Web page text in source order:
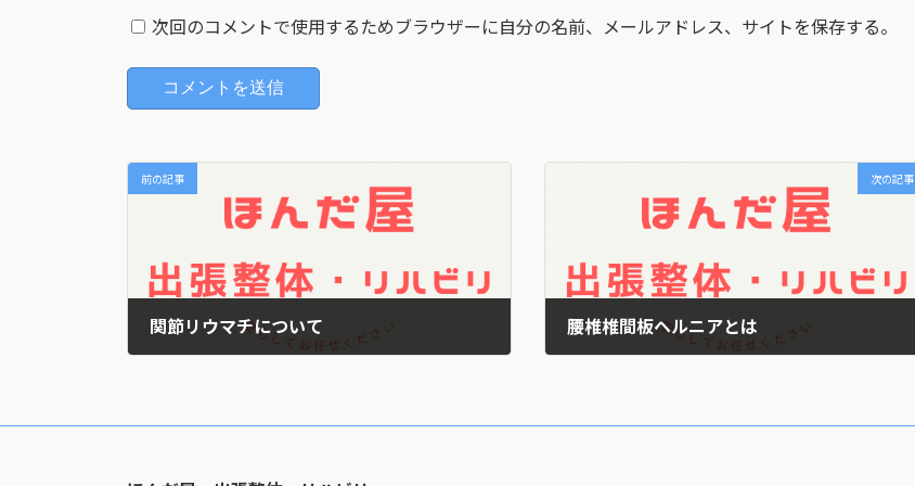
次回のコメントで使用するためブラウザーに自分の名前、メールアドレス、サイトを保存する。
前の記事
関節リウマチについて
次の記事
腰椎椎間板ヘルニアとは